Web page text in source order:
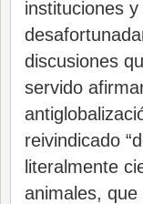
instituciones
discusiones
servido
reivindicado
literalmente
animales,